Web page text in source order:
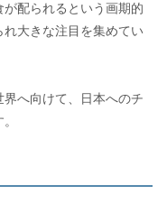
配られるという画期的
大きな注目を集めてい
へ向けて、日本へのチ